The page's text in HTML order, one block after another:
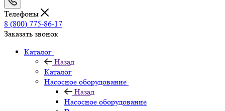
Телефоны
8 (800) 775-86-17
Заказать звонок
Каталог
Назад
Каталог
Насосное оборудование
Назад
Насосное оборудование